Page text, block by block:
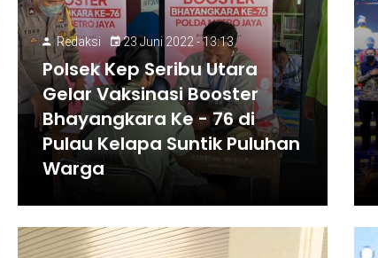
Redaksi 23 Juni 2022 - 13:13
Polsek Kep Seribu Utara
Gelar Vaksinasi Booster
Bhayangkara Ke - 76 di
Pulau Kelapa Suntik Puluhan
Warga